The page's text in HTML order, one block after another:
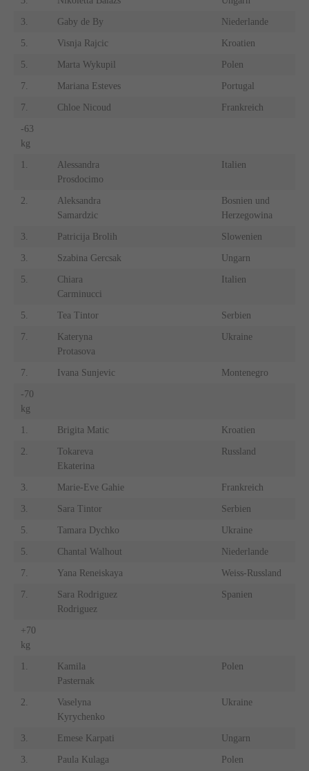
3. Gaby de By Niederlande
5. Visnja Rajcic Kroatien
5. Marta Wykupil Polen
7. Mariana Esteves Portugal
7. Chloe Nicoud Frankreich
-63
kg
1.
Alessandra
Prosdocimo
Italien
2.
Aleksandra
Samardzic
Bosnien und
Herzegowina
3. Patricija Brolih Slowenien
3. Szabina Gercsak Ungarn
5.
Chiara
Carminucci
Italien
5. Tea Tintor Serbien
7.
Kateryna
Protasova
Ukraine
7. Ivana Sunjevic Montenegro
-70
kg
1. Brigita Matic Kroatien
2.
Tokareva
Ekaterina
Russland
3. Marie-Eve Gahie Frankreich
3. Sara Tintor Serbien
5. Tamara Dychko Ukraine
5. Chantal Walhout Niederlande
7. Yana Reneiskaya Weiss-Russland
7.
Sara Rodriguez
Rodriguez
Spanien
+70
kg
1.
Kamila
Pasternak
Polen
2.
Vaselyna
Kyrychenko
Ukraine
3. Emese Karpati Ungarn
3. Paula Kulaga Polen